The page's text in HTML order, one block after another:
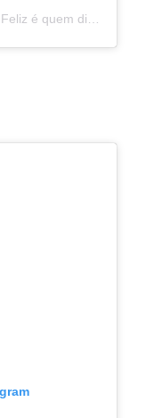
Una publicación compartida de Feliz é quem diz (@felizquemdiz)